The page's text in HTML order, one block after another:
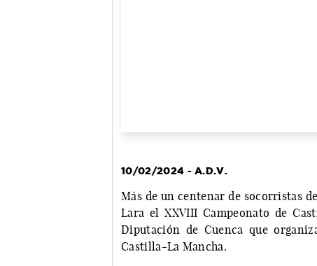
10/02/2024 - A.D.V.
Más de un centenar de socorristas
Lara el XXVIII Campeonato de
Diputación de Cuenca que
Castilla-La Mancha.